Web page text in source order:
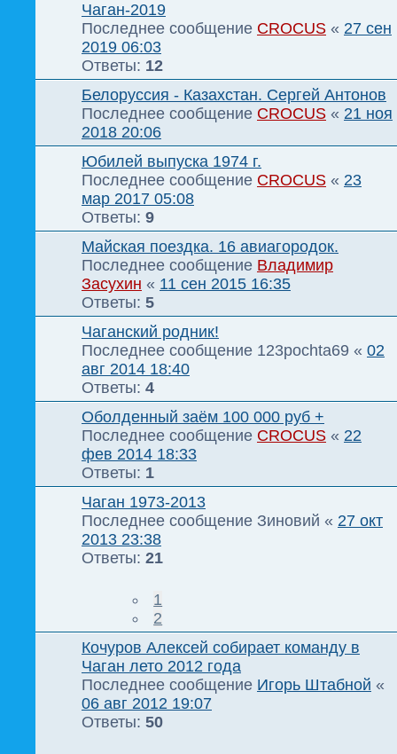
Чаган-2019
Последнее сообщение CROCUS « 27 сен
2019 06:03
Ответы: 12
Белоруссия - Казахстан. Сергей Антонов
Последнее сообщение CROCUS « 21 ноя
2018 20:06
Юбилей выпуска 1974 г.
Последнее сообщение CROCUS « 23
мар 2017 05:08
Ответы: 9
Майская поездка. 16 авиагородок.
Последнее сообщение Владимир
Засухин « 11 сен 2015 16:35
Ответы: 5
Чаганский родник!
Последнее сообщение 123pochta69 « 02
авг 2014 18:40
Ответы: 4
Оболденный заём 100 000 руб +
Последнее сообщение CROCUS « 22
фев 2014 18:33
Ответы: 1
Чаган 1973-2013
Последнее сообщение Зиновий « 27 окт
2013 23:38
Ответы: 21
1
2
Кочуров Алексей собирает команду в
Чаган лето 2012 года
Последнее сообщение Игорь Штабной «
06 авг 2012 19:07
Ответы: 50